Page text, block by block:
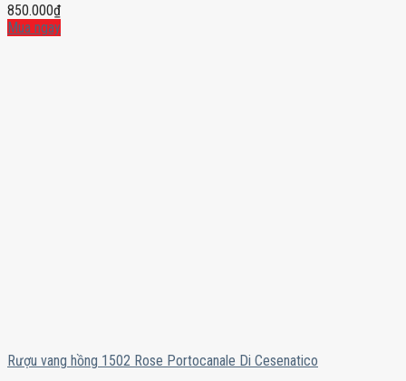
850.000₫
Mua ngay
Rượu vang hồng 1502 Rose Portocanale Di Cesenatico